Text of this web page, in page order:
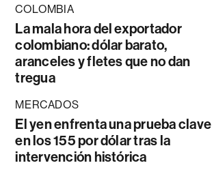
COLOMBIA
La mala hora del exportador
colombiano: dólar barato,
aranceles y fletes que no dan
tregua
MERCADOS
El yen enfrenta una prueba clave
en los 155 por dólar tras la
intervención histórica